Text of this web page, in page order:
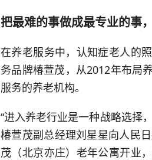
把最难的事做成最专业的事
在养老服务中，认知症老人的
务品牌椿萱茂，从2012年布局
服务的养老机构。
“进入养老行业是一种战略选择
椿萱茂副总经理刘星星向人民
茂（北京亦庄）老年公寓开业